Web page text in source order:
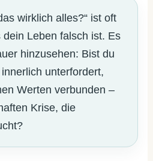
wirklich alles?“ ist oft
dein Leben falsch ist. Es
hinzusehen: Bist du
unterfordert,
Werten verbunden –
Krise, die